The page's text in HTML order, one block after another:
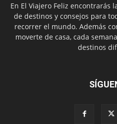
En El Viajero Feliz encontrarás
de destinos y consejos para
recorrer el mundo. Además
moverte de casa, cada
destinos